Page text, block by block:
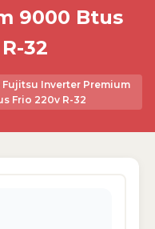
9000 Btus
32
Inverter Premium
Frio 220v R-32